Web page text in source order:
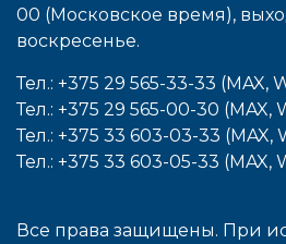
00 (Московское время),
воcкресенье.
Тел.: +375 29 565-33-33 (MAX,
Тел.: +375 29 565-00-30 (MAX,
Тел.: +375 33 603-03-33 (MAX,
Тел.: +375 33 603-05-33 (MAX,
Все права защищены. При